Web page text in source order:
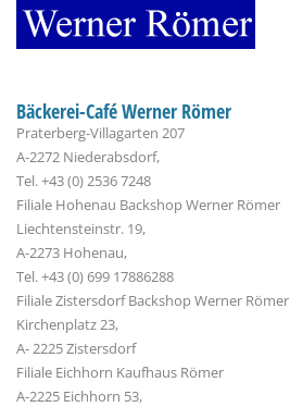
Bäckerei-Café Werner Römer
Praterberg-Villagarten 207
A-2272 Niederabsdorf,
Tel. +43 (0) 2536 7248
Filiale Hohenau Backshop Werner Römer
Liechtensteinstr. 19,
A-2273 Hohenau,
Tel. +43 (0) 699 17886288
Filiale Zistersdorf Backshop Werner Römer
Kirchenplatz 23,
A- 2225 Zistersdorf
Filiale Eichhorn Kaufhaus Römer
A-2225 Eichhorn 53,